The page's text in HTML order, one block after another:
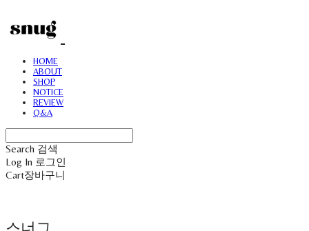
HOME
ABOUT
SHOP
NOTICE
REVIEW
Q&A
Search 검색
Log In 로그인
Cart장바구니